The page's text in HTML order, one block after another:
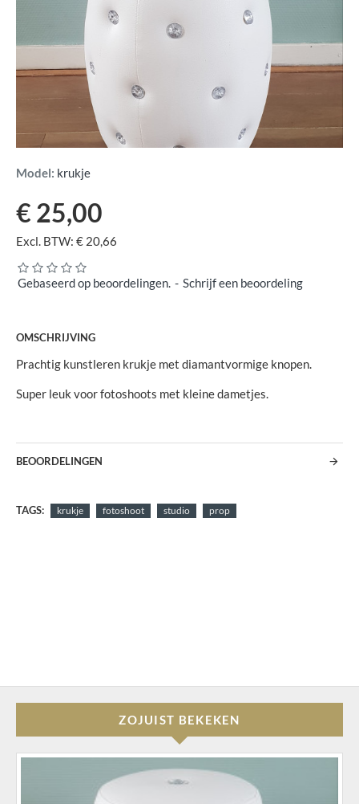
Model: krukje
Gebaseerd op beoordelingen. - Schrijf een beoordeling
€ 25,00
Excl. BTW: € 20,66
OMSCHRIJVING
Prachtig kunstleren krukje met diamantvormige knopen.
Super leuk voor fotoshoots met kleine dametjes.
BEOORDELINGEN
TAGS: krukje fotoshoot studio prop
ZOJUIST BEKEKEN